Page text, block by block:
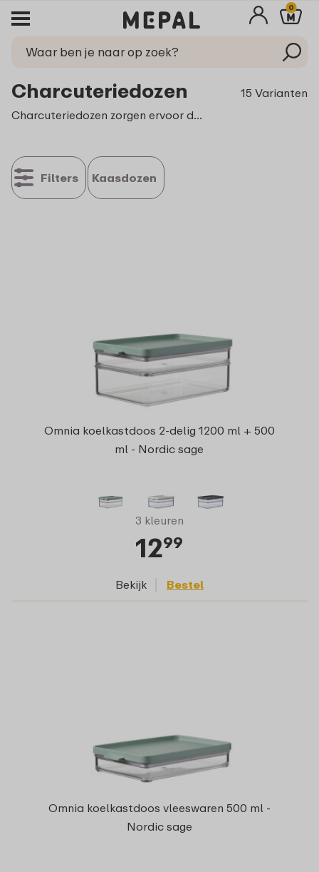
0
Charcuteriedozen
15 Varianten
Charcuteriedozen zorgen ervoor dat jouw vers gekochte charcuterie lekker lang vers blijven. Zo geniet je niet alleen vandaag en morgen, maar ook overmorgen of zelfs de dag daarna! De dozen sluiten stuk voor stuk uitstekend af en kunnen ook nog eens tegen een stootje. Een charcuteriedoos koelkast is de ideale oplossing om jouw charcuterie overzichtelijk én langer vers te bewaren.
Filters Kaasdozen
Omnia koelkastdoos 2-delig 1200 ml + 500
ml - Nordic sage
3 kleuren
1299
Bekijk Bestel
Omnia koelkastdoos vleeswaren 500 ml -
Nordic sage